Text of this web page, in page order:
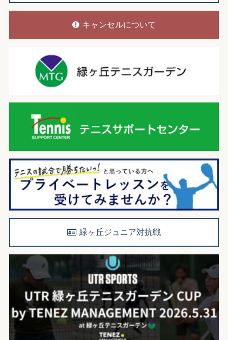
キャンセルについて
緑ヶ丘ジュニア対抗戦